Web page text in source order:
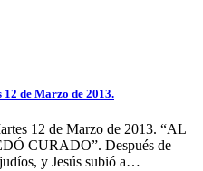
de Marzo de 2013.
12 de Marzo de 2013. “AL
CURADO”. Después de
y Jesús subió a…